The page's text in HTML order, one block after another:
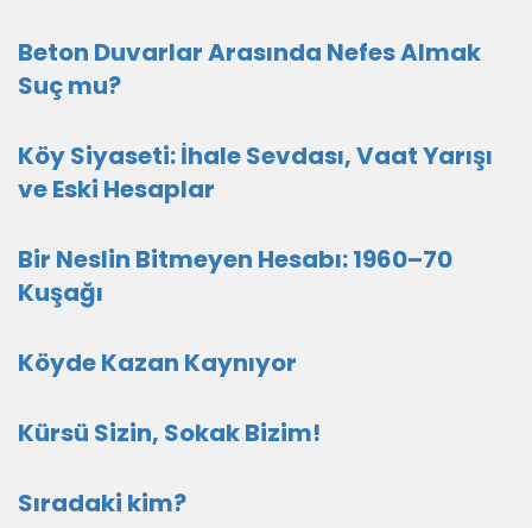
Beton Duvarlar Arasında Nefes Almak
Suç mu?
Köy Siyaseti: İhale Sevdası, Vaat Yarışı
ve Eski Hesaplar
Bir Neslin Bitmeyen Hesabı: 1960–70
Kuşağı
Köyde Kazan Kaynıyor
Kürsü Sizin, Sokak Bizim!
Sıradaki kim?